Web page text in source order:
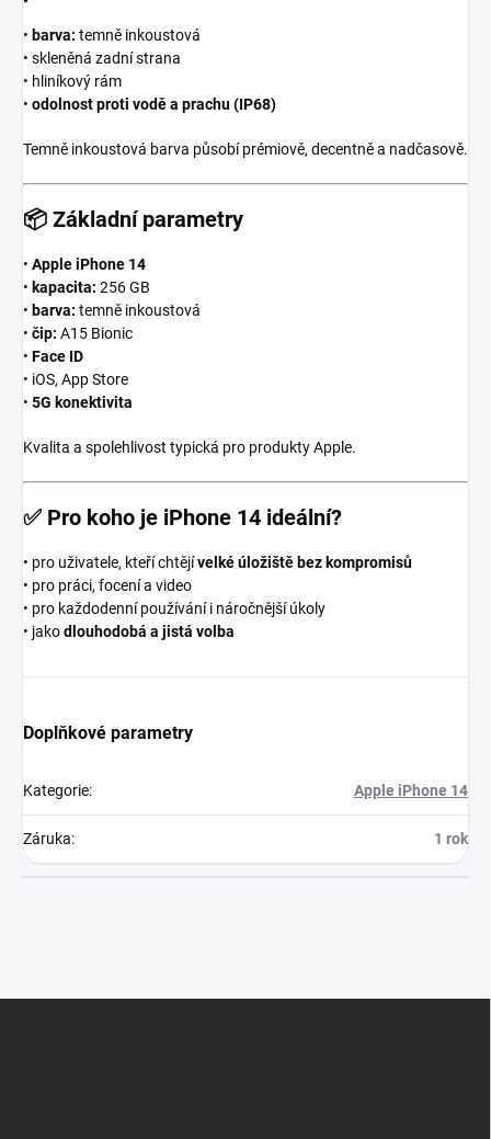
• barva: temně inkoustová
• skleněná zadní strana
• hliníkový rám
• odolnost proti vodě a prachu (IP68)
Temně inkoustová barva působí prémiově, decentně a nadčasově.
📦 Základní parametry
• Apple iPhone 14
• kapacita: 256 GB
• barva: temně inkoustová
• čip: A15 Bionic
• Face ID
• iOS, App Store
• 5G konektivita
Kvalita a spolehlivost typická pro produkty Apple.
✅ Pro koho je iPhone 14 ideální?
• pro uživatele, kteří chtějívelké úložiště bez kompromisů
• pro práci, focení a video
• pro každodenní používání i náročnější úkoly
• jakodlouhodobá a jistá volba
Doplňkové parametry
Kategorie: Apple iPhone 14
Záruka: 1 rok